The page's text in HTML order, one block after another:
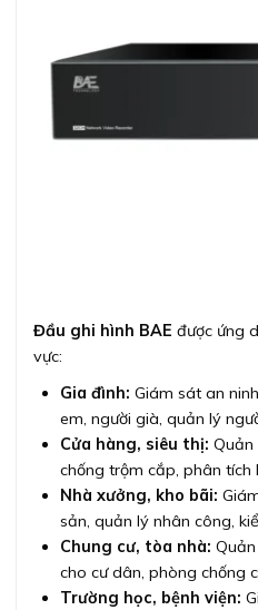
Đầu ghi hình BAE được ứng
vực:
Gia đình: Giám sát an
em, người già, quản lý
Cửa hàng, siêu thị: Quản
chống trộm cắp, phân tích
Nhà xưởng, kho bãi:
sản, quản lý nhân công,
Chung cư, tòa nhà:
cho cư dân, phòng chống
Trường học, bệnh viện: